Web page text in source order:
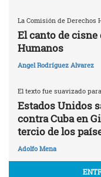
La Comisión de Derechos
El canto de
Humanos
Angel Rodríguez Alvarez
El texto fue suavizado
Estados Unidos
contra Cuba en
tercio de los
Adolfo Mena